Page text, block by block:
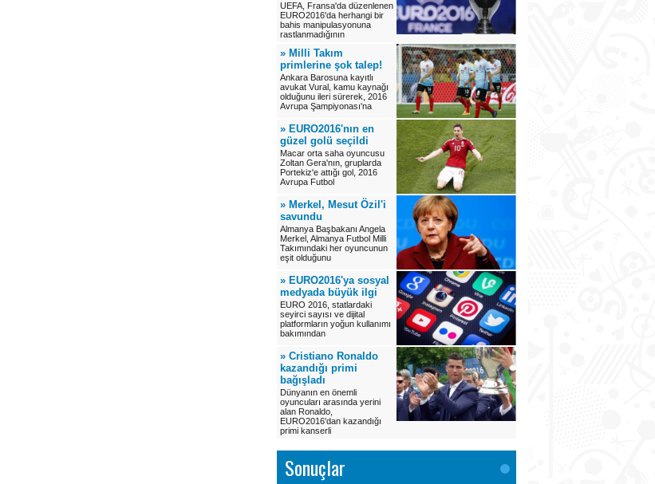
UEFA, Fransa'da düzenlenen
EURO2016'da herhangi bir
bahis manipulasyonuna
rastlanmadığının
» Milli Takım
primlerine şok talep!
Ankara Barosuna kayıtlı
avukat Vural, kamu kaynağı
olduğunu ileri sürerek, 2016
Avrupa Şampiyonası'na
» EURO2016'nın en
güzel golü seçildi
Macar orta saha oyuncusu
Zoltan Gera'nın, gruplarda
Portekiz'e attığı gol, 2016
Avrupa Futbol
» Merkel, Mesut Özil'i
savundu
Almanya Başbakanı Angela
Merkel, Almanya Futbol Milli
Takımındaki her oyuncunun
eşit olduğunu
» EURO2016'ya sosyal
medyada büyük ilgi
EURO 2016, statlardaki
seyirci sayısı ve dijital
platformların yoğun kullanımı
bakımından
» Cristiano Ronaldo
kazandığı primi
bağışladı
Dünyanın en önemli
oyuncuları arasında yerini
alan Ronaldo,
EURO2016'dan kazandığı
primi kanserli
Sonuçlar